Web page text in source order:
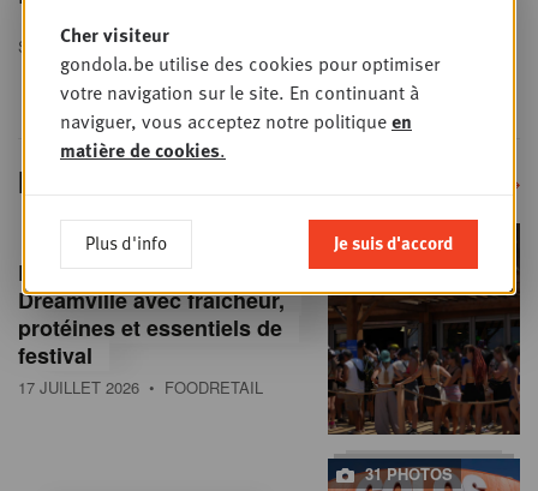
SHARE THIS ARTICLE
In the picture
36 PHOTOS
En images : Lidl débarque à
Dreamville avec fraîcheur,
protéines et essentiels de
festival
17 JUILLET 2026 • FOODRETAIL
31 PHOTOS
Cher visiteur
gondola.be utilise des cookies pour optimiser
votre navigation sur le site. En continuant à
naviguer, vous acceptez notre politiqueen
matière de cookies.
Plus d'info Je suis d'accord